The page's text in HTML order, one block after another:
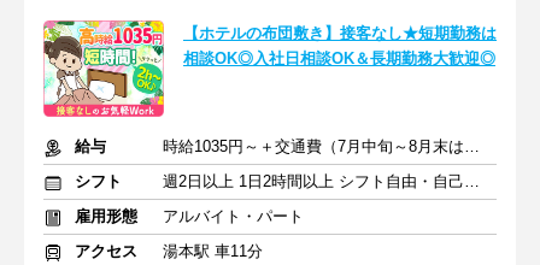
【ホテルの布団敷き】接客なし★短期勤務は
相談OK◎入社日相談OK＆長期勤務大歓迎◎
給与
時給1035円～＋交通費（7月中旬～8月末は時給1100円）
シフト
週2日以上 1日2時間以上 シフト自由・自己申告
雇用形態
アルバイト・パート
アクセス
湯本駅 車11分